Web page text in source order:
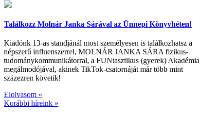
Találkozz Molnár Janka Sárával az Ünnepi Könyvhéten!
Kiadónk 13-as standjánál most személyesen is találkozhatsz a
népszerű influenszerrel, MOLNÁR JANKA SÁRA fizikus-
tudománykommunikátorral, a FUNtasztikus (gyerek) Akadémia
megálmodójával, akinek TikTok-csatornáját már több mint
százezren követik!
Elolvasom »
Korábbi híreink »